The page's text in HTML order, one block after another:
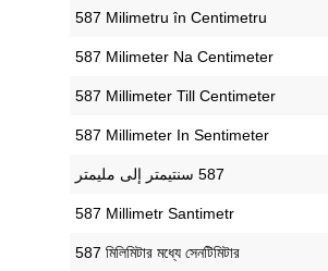
‎587 Milimetru în Centimetru
‎587 Milimeter Na Centimeter
‎587 Millimeter Till Centimeter
‎587 Millimeter In Sentimeter
‎587 Millimetr Santimetr
‎587 মিলিমিটার মধ্যে সেনটিমিটার